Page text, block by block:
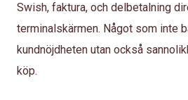
Swish, faktura, och delbetalning
terminalskärmen. Något som inte
kundnöjdheten utan också
köp.